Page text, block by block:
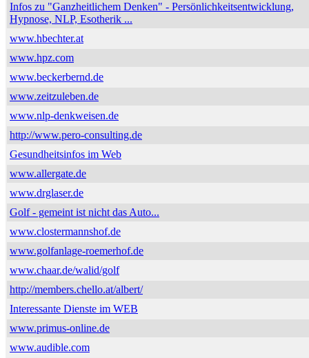
Infos zu "Ganzheitlichem Denken" - Persönlichkeitsentwicklung,
Hypnose, NLP, Esotherik ...
www.hbechter.at
www.hpz.com
www.beckerbernd.de
www.zeitzuleben.de
www.nlp-denkweisen.de
http://www.pero-consulting.de
Gesundheitsinfos im Web
www.allergate.de
www.drglaser.de
Golf - gemeint ist nicht das Auto...
www.clostermannshof.de
www.golfanlage-roemerhof.de
www.chaar.de/walid/golf
http://members.chello.at/albert/
Interessante Dienste im WEB
www.primus-online.de
www.audible.com